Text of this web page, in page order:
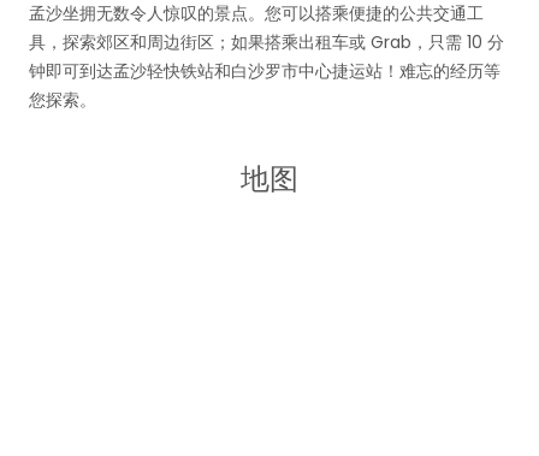
孟沙坐拥无数令人惊叹的景点。您可以搭乘便捷的公共交通工
具，探索郊区和周边街区；如果搭乘出租车或 Grab，只需 10 分
钟即可到达孟沙轻快铁站和白沙罗市中心捷运站！难忘的经历等
您探索。
地图